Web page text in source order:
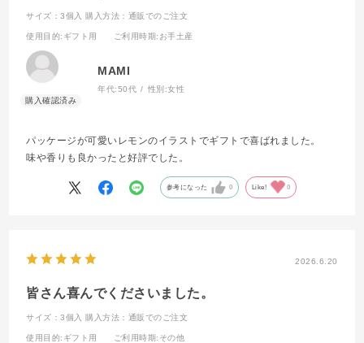
サイズ：3個入 購入方法：通販でのご注文
使用目的:ギフト用 ご利用時期:お手土産
MAMI
年代:50代 性別:女性
パッケージが可愛いレモンのイラストでギフトで喜ばれました。
味や香りも良かったと好評でした。
参考になった 0 Like! 0
2026.6.20
皆さん喜んでくださいました。
サイズ：3個入 購入方法：通販でのご注文
使用目的:ギフト用 ご利用時期:その他